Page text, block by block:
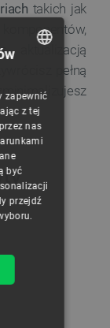
takich jak
aktualizacją
pełną
CZECH
ENGLISH
GERMAN
zapewnić
z tej
nas
być
przejdź